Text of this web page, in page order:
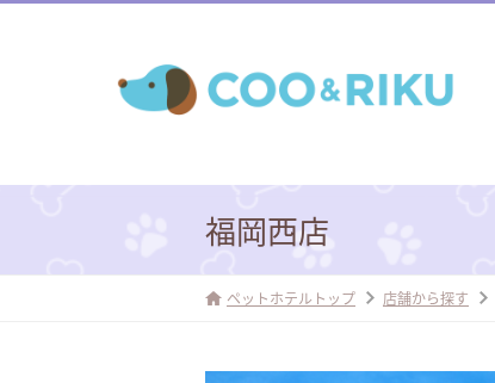
福岡西店
ペットホテルトップ 店舗から探す